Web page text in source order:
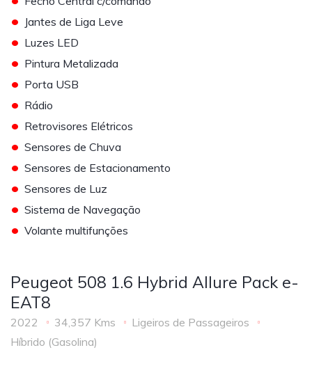
• Jantes de Liga Leve
• Luzes LED
• Pintura Metalizada
• Porta USB
• Rádio
• Retrovisores Elétricos
• Sensores de Chuva
• Sensores de Estacionamento
• Sensores de Luz
• Sistema de Navegação
• Volante multifunções
Peugeot 508 1.6 Hybrid Allure Pack e-
EAT8
2022 34,357 Kms
Ligeiros de Passageiros
Híbrido (Gasolina)